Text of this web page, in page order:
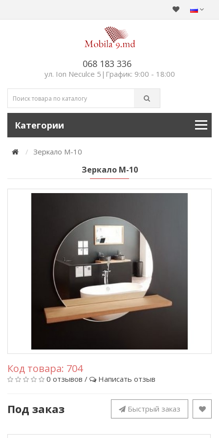
068 183 336
ул. Ion Neculce 5|График: 9:00 - 18:00
Категории
Зеркало М-10
Зеркало М-10
Код товара: 704
0 отзывов / Написать отзыв
Под заказ Быстрый заказ